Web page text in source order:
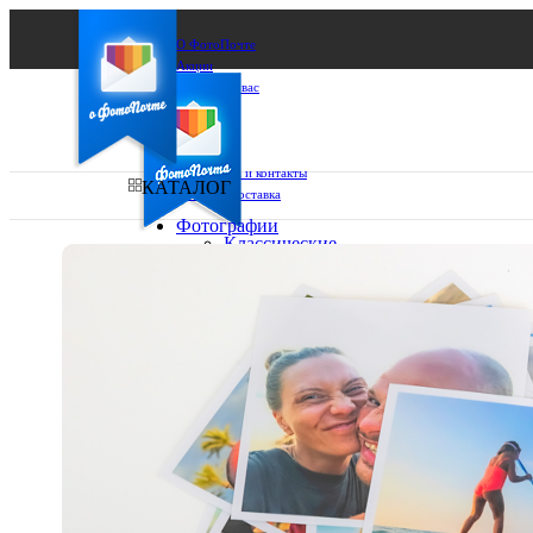
О ФотоПочте
Акции
Сделаем за вас
Бизнесу
FAQ
Франшиза
Поддержка и контакты
Оплата и доставка
Выберите из списка:
КАТАЛОГ
Фотографии
Классические
10х15
15х15
15х20
20х20
20х30
30х30
30х40
Фото
в